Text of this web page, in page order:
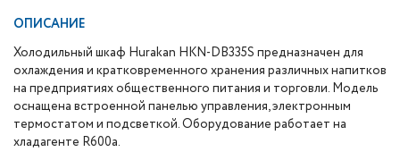
ОПИСАНИЕ
Холодильный шкаф Hurakan HKN-DB335S предназначен для
охлаждения и кратковременного хранения различных напитков
на предприятиях общественного питания и торговли. Модель
оснащена встроенной панелью управления, электронным
термостатом и подсветкой. Оборудование работает на
хладагенте R600a.